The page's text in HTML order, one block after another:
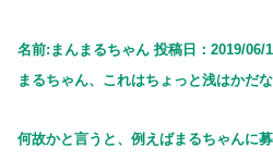
名前:まんまるちゃん 投稿日：2019/06/
まるちゃん、これはちょっと浅はかだ
何故かと言うと、例えばまるちゃんに